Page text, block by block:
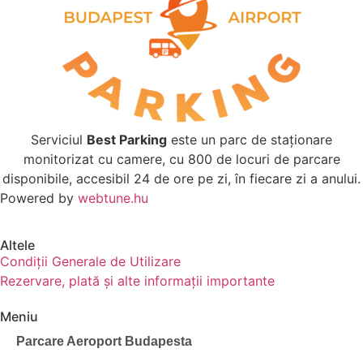
Serviciul Best Parking este un parc de staționare
monitorizat cu camere, cu 800 de locuri de parcare
disponibile, accesibil 24 de ore pe zi, în fiecare zi a anului.
Powered by webtune.hu
Altele
Condiții Generale de Utilizare
Rezervare, plată și alte informații importante
Meniu
Parcare Aeroport Budapesta